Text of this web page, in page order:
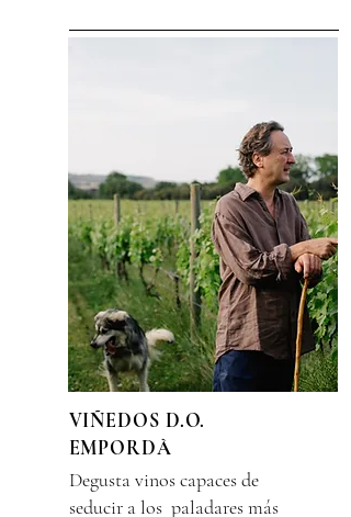
VIÑEDOS D.O.
EMPORDÀ
Degusta vinos capaces de
seducir a los paladares más